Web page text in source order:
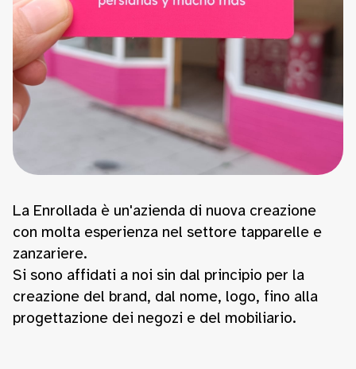
La Enrollada è un'azienda di nuova creazione
con molta esperienza nel settore tapparelle e
zanzariere.
Si sono affidati a noi sin dal principio per la
creazione del brand, dal nome, logo, fino alla
progettazione dei negozi e del mobiliario.